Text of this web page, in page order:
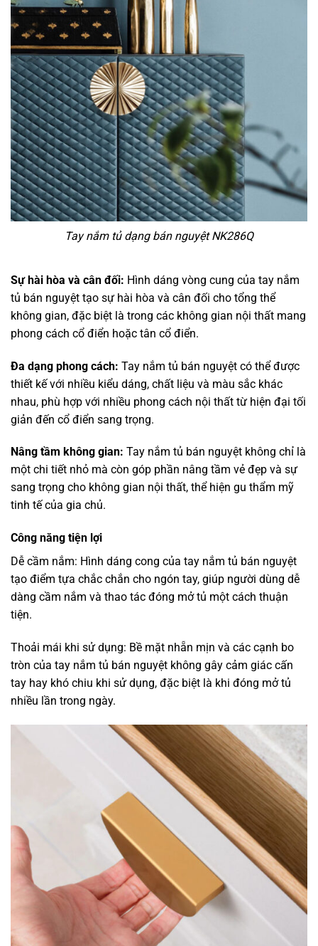
Tay nắm tủ dạng bán nguyệt NK286Q
Sự hài hòa và cân đối: Hình dáng vòng cung của tay nắm
tủ bán nguyệt tạo sự hài hòa và cân đối cho tổng thể
không gian, đặc biệt là trong các không gian nội thất mang
phong cách cổ điển hoặc tân cổ điển.
Đa dạng phong cách: Tay nắm tủ bán nguyệt có thể được
thiết kế với nhiều kiểu dáng, chất liệu và màu sắc khác
nhau, phù hợp với nhiều phong cách nội thất từ hiện đại tối
giản đến cổ điển sang trọng.
Nâng tầm không gian: Tay nắm tủ bán nguyệt không chỉ là
một chi tiết nhỏ mà còn góp phần nâng tầm vẻ đẹp và sự
sang trọng cho không gian nội thất, thể hiện gu thẩm mỹ
tinh tế của gia chủ.
Công năng tiện lợi
Dễ cầm nắm: Hình dáng cong của tay nắm tủ bán nguyệt
tạo điểm tựa chắc chắn cho ngón tay, giúp người dùng dễ
dàng cầm nắm và thao tác đóng mở tủ một cách thuận
tiện.
Thoải mái khi sử dụng: Bề mặt nhẵn mịn và các cạnh bo
tròn của tay nắm tủ bán nguyệt không gây cảm giác cấn
tay hay khó chiu khi sử dụng, đặc biệt là khi đóng mở tủ
nhiều lần trong ngày.